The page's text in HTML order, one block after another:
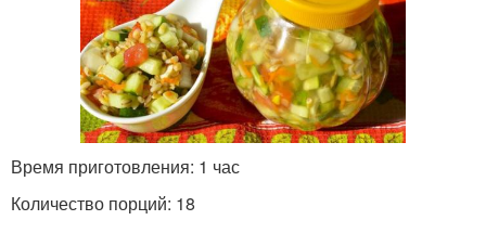
Время приготовления: 1 час
Количество порций: 18